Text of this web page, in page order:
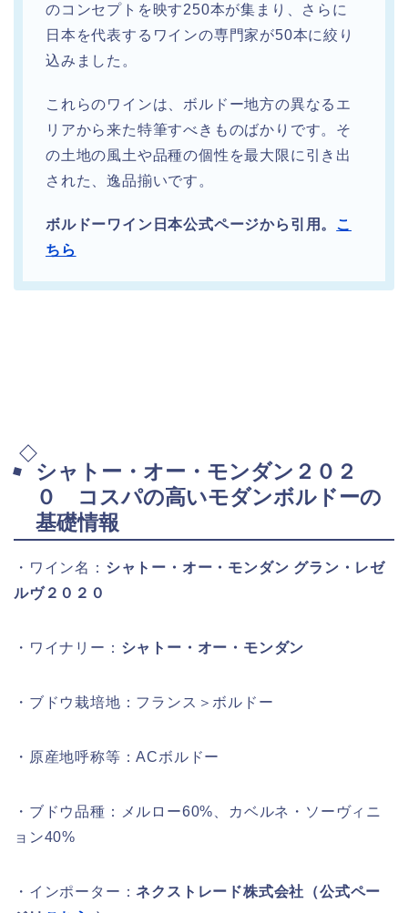
のコンセプトを映す250本が集まり、さらに
日本を代表するワインの専門家が50本に絞り
込みました。
これらのワインは、ボルドー地方の異なるエ
リアから来た特筆すべきものばかりです。そ
の土地の風土や品種の個性を最大限に引き出
された、逸品揃いです。
ボルドーワイン日本公式ページから引用。 こ
ちら
シャトー・オー・モンダン２０２
０ コスパの高いモダンボルドーの
基礎情報
・ワイン名： シャトー・オー・モンダン グラン・レゼ
ルヴ２０２０
・ワイナリー： シャトー・オー・モンダン
・ブドウ栽培地：フランス＞ボルドー
・原産地呼称等：ACボルドー
・ブドウ品種：メルロー60%、カベルネ・ソーヴィニ
ョン40%
・インポーター：ネクストレード株式会社（公式ペー